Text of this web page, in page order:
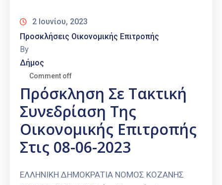
2 Ιουνίου, 2023
Προσκλήσεις Οικονομικής Επιτροπής
By
Δήμος
Comment off
Πρόσκληση Σε Τακτική
Συνεδρίαση Της
Οικονομικής Επιτροπής
Στις 08-06-2023
ΕΛΛΗΝΙΚΗ ΔΗΜΟΚΡΑΤΙΑ ΝΟΜΟΣ ΚΟΖΑΝΗΣ